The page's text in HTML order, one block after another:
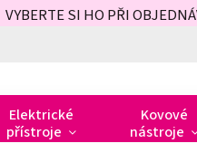
SI HO PŘI
Elektrické
přístroje
Kovové
nástroje